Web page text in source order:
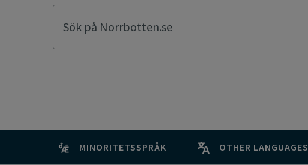
Sök på Norrbotten.se
MINORITETSSPRÅK OTHER LANGUAGES